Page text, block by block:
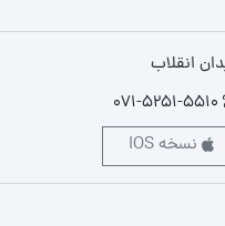
انقلاب
071-5251-5510
نسخه IOS